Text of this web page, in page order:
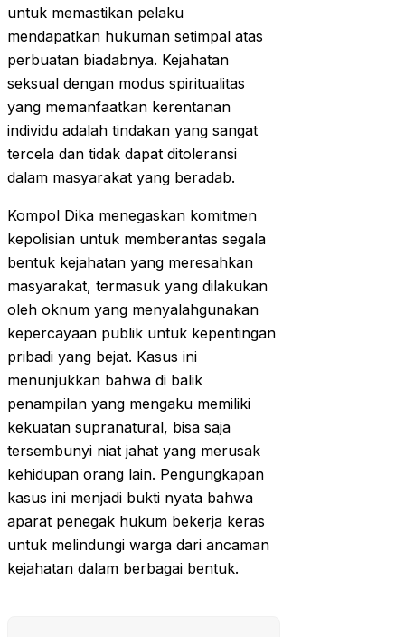
untuk memastikan pelaku
mendapatkan hukuman setimpal atas
perbuatan biadabnya. Kejahatan
seksual dengan modus spiritualitas
yang memanfaatkan kerentanan
individu adalah tindakan yang sangat
tercela dan tidak dapat ditoleransi
dalam masyarakat yang beradab.
Kompol Dika menegaskan komitmen
kepolisian untuk memberantas segala
bentuk kejahatan yang meresahkan
masyarakat, termasuk yang dilakukan
oleh oknum yang menyalahgunakan
kepercayaan publik untuk kepentingan
pribadi yang bejat. Kasus ini
menunjukkan bahwa di balik
penampilan yang mengaku memiliki
kekuatan supranatural, bisa saja
tersembunyi niat jahat yang merusak
kehidupan orang lain. Pengungkapan
kasus ini menjadi bukti nyata bahwa
aparat penegak hukum bekerja keras
untuk melindungi warga dari ancaman
kejahatan dalam berbagai bentuk.